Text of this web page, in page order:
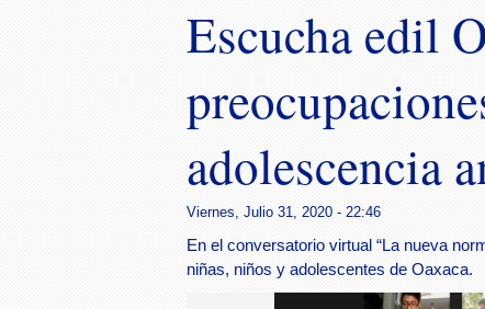
Escucha edil
adolescencia
Viernes, Julio 31, 2020 - 22:46
En el conversatorio virtual “La nueva
niñas, niños y adolescentes de Oaxaca.